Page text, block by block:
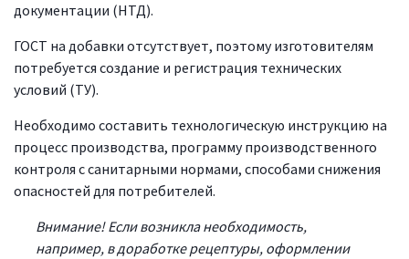
документации (НТД).
ГОСТ на добавки отсутствует, поэтому изготовителям
потребуется создание и регистрация технических
условий (ТУ).
Необходимо составить технологическую инструкцию на
процесс производства, программу производственного
контроля с санитарными нормами, способами снижения
опасностей для потребителей.
Внимание! Если возникла необходимость,
например, в доработке рецептуры, оформлении